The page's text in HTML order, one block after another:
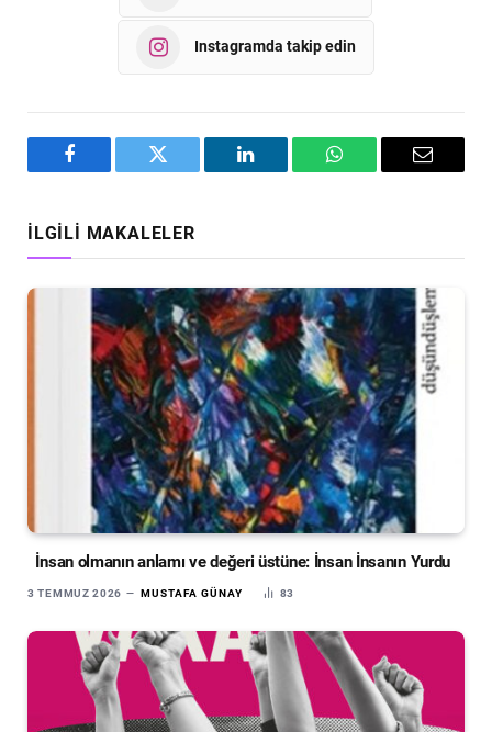
Instagramda takip edin
Facebook Twitter LinkedIn WhatsAppEmail
İLGILI MAKALELER
İnsan olmanın anlamı ve değeri üstüne: İnsan İnsanın Yurdu
3 TEMMUZ 2026 MUSTAFA GÜNAY 83